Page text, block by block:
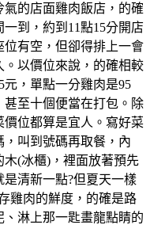
的店面雞肉飯店，的確
到，約到11點15分開店
有空，但卻得排上一會
。以價位來說，的確相較
，單點一分雞肉是95
至十個便當在打包。除
位都算是宜人。寫好菜
叫到號碼再取餐，內
(冰櫃)，裡面放著預先
清新一點?但夏天一樣
雞肉的鮮度，的確是路
淋上那一匙畫龍點睛的